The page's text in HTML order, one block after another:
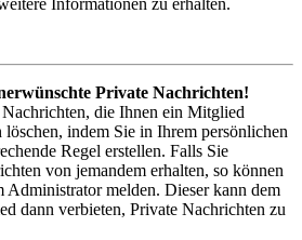
Informationen zu erhalten.
Private Nachrichten!
die Ihnen ein Mitglied
löschen, indem Sie in Ihrem persönlichen
Regel erstellen. Falls Sie
von jemandem erhalten, so können
Administrator melden. Dieser kann dem
dann verbieten, Private Nachrichten zu